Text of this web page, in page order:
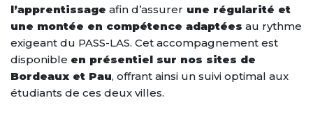
l’apprentissage afin d’assurer une régularité et
une montée en compétence adaptées au rythme
exigeant du PASS-LAS. Cet accompagnement est
disponible en présentiel sur nos sites de
Bordeaux et Pau, offrant ainsi un suivi optimal aux
étudiants de ces deux villes.